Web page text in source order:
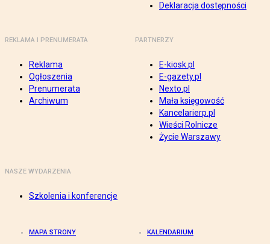
Deklaracja dostępności
REKLAMA I PRENUMERATA
Reklama
Ogłoszenia
Prenumerata
Archiwum
PARTNERZY
E-kiosk.pl
E-gazety.pl
Nexto.pl
Mała księgowość
Kancelarierp.pl
Wieści Rolnicze
Życie Warszawy
NASZE WYDARZENIA
Szkolenia i konferencje
MAPA STRONY KALENDARIUM